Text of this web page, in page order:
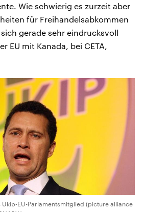
Wie schwierig es zurzeit aber
für Freihandelsabkommen
gerade sehr eindrucksvoll
EU mit Kanada, bei CETA,
EU-Parlamentsmitglied (picture alliance